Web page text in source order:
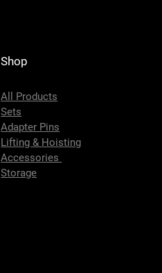
Shop
All Products
Sets
Adapter Pins
Lifting & Hoisting
Accessories
Storage